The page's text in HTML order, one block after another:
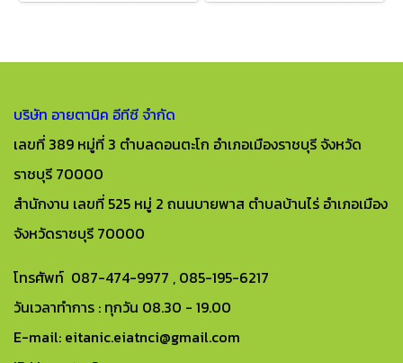
บริษัท อายตานิค อีทีซี จำกัด
เลขที่ 389 หมู่ที่ 3 ตำบลดอนตะโก อำเภอเมืองราชบุรี จังหวัด
ราชบุรี 70000
สำนักงาน เลขที่ 525 หมู่ 2 ถนนบายพาส ตำบลบ้านไร่ อำเภอเมือง
จังหวัดราชบุรี 70000
โทรศัพท์ 087-474-9977 , 085-195-6217
วันเวลาทำการ : ทุกวัน 08.30 - 19.00
E-mail: eitanic.eiatnci@gmail.com